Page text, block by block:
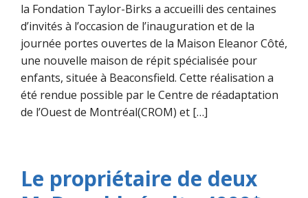
la Fondation Taylor-Birks a accueilli des centaines
d’invités à l’occasion de l’inauguration et de la
journée portes ouvertes de la Maison Eleanor Côté,
une nouvelle maison de répit spécialisée pour
enfants, située à Beaconsfield. Cette réalisation a
été rendue possible par le Centre de réadaptation
de l’Ouest de Montréal(CROM) et […]
Le propriétaire de deux